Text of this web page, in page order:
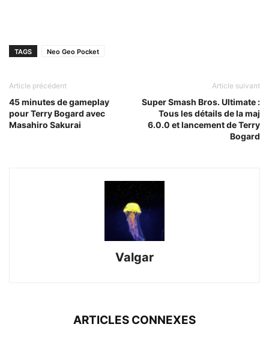
TAGS Neo Geo Pocket
Article précédent
45 minutes de gameplay
pour Terry Bogard avec
Masahiro Sakurai
Article suivant
Super Smash Bros. Ultimate :
Tous les détails de la maj
6.0.0 et lancement de Terry
Bogard
Valgar
ARTICLES CONNEXES